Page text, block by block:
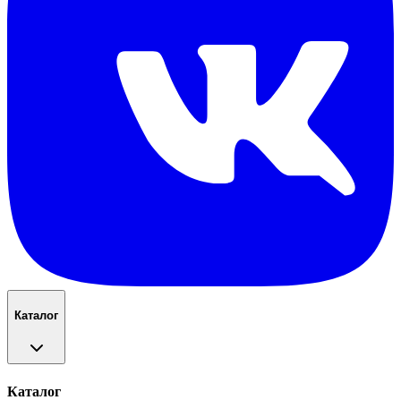
Каталог
Каталог